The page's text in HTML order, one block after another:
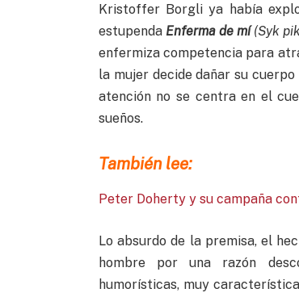
Kristoffer Borgli ya había
estupenda Enferma de mí(Syk
enfermiza competencia para
la mujer decide dañar su
atención no se centra en el
sueños.
También lee:
Peter Doherty y su campaña
Lo absurdo de la premisa, el
hombre por una razón
humorísticas, muy